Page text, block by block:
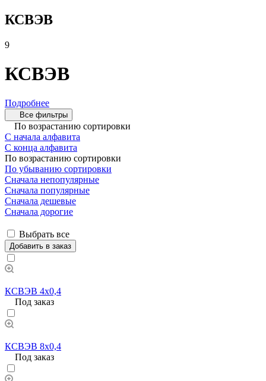
КСВЭВ
9
КСВЭВ
Подробнее
Все фильтры
По возрастанию сортировки
С начала алфавита
С конца алфавита
По возрастанию сортировки
По убыванию сортировки
Сначала непопулярные
Сначала популярные
Сначала дешевые
Сначала дорогие
Выбрать все
Добавить в заказ
КСВЭВ 4х0,4
Под заказ
КСВЭВ 8х0,4
Под заказ